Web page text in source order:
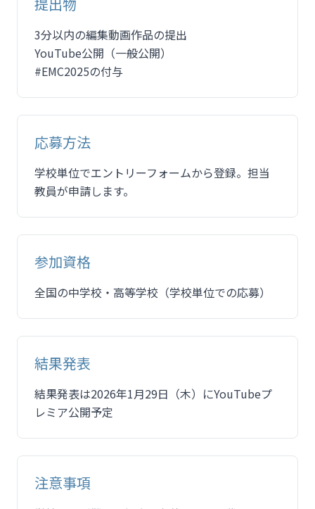
3分以内の編集動画作品の提出
YouTube公開（一般公開）
#EMC2025の付与
応募方法
学校単位でエントリーフォームから登録。担当
教員が申請します。
参加資格
全国の中学校・高等学校（学校単位での応募）
結果発表
結果発表は2026年1月29日（木）にYouTubeプ
レミア公開予定
注意事項